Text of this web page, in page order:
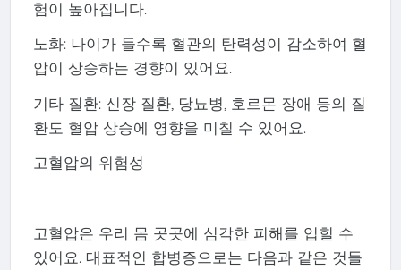
험이 높아집니다.
노화: 나이가 들수록 혈관의 탄력성이 감소하여 혈
압이 상승하는 경향이 있어요.
기타 질환: 신장 질환, 당뇨병, 호르몬 장애 등의 질
환도 혈압 상승에 영향을 미칠 수 있어요.
고혈압의 위험성
고혈압은 우리 몸 곳곳에 심각한 피해를 입힐 수
있어요. 대표적인 합병증으로는 다음과 같은 것들